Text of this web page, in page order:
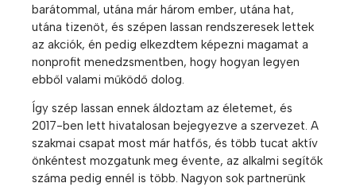
barátommal, utána már három ember, utána hat,
utána tizenöt, és szépen lassan rendszeresek lettek
az akciók, én pedig elkezdtem képezni magamat a
nonprofit menedzsmentben, hogy hogyan legyen
ebből valami működő dolog.
Így szép lassan ennek áldoztam az életemet, és
2017-ben lett hivatalosan bejegyezve a szervezet. A
szakmai csapat most már hatfős, és több tucat aktív
önkéntest mozgatunk meg évente, az alkalmi segítők
száma pedig ennél is több. Nagyon sok partnerünk